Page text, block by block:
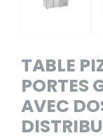
TABLE
PORTES
AVEC